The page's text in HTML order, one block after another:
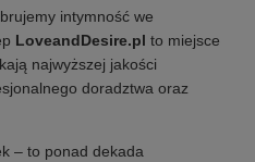
intymność we
LoveandDesire.pl to miejsce
najwyższej jakości
doradztwa oraz
– to ponad dekada